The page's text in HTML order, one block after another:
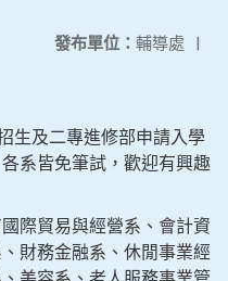
發布單位： 輔導處 |
生及二專進修部申請入學
系皆免筆試，歡迎有興趣
際貿易與經營系、會計資
財務金融系、休閒事業經